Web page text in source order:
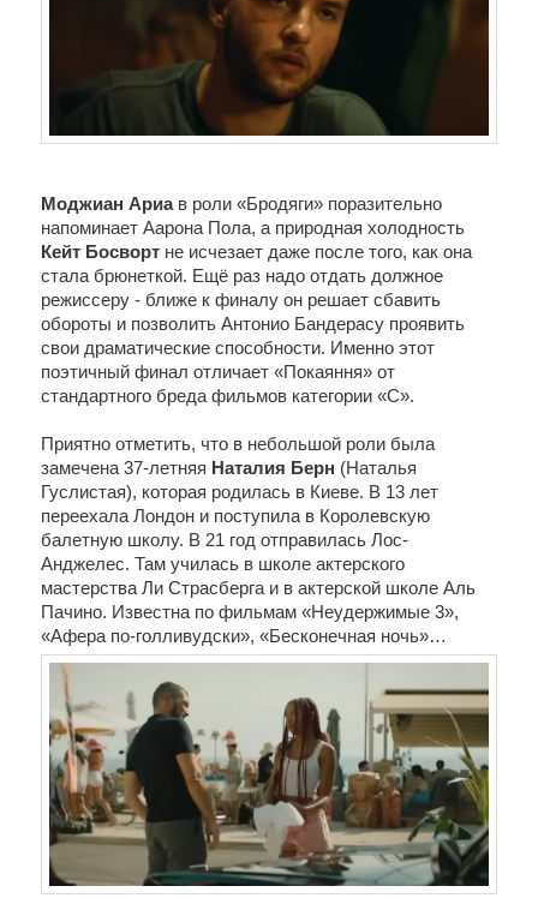
Моджиан Ариа в роли «Бродяги» поразительно
Кейт Босворт не исчезает даже после того, как она
стала брюнеткой. Ещё раз надо отдать должное
режиссеру - ближе к финалу он решает сбавить
обороты и позволить Антонио Бандерасу проявить
свои драматические способности. Именно этот
поэтичный финал отличает «Покаяння» от
стандартного бреда фильмов категории «С».
Приятно отметить, что в небольшой роли была
замечена 37-летняя Наталия Берн (Наталья
Гуслистая), которая родилась в Киеве. В 13 лет
переехала Лондон и поступила в Королевскую
балетную школу. В 21 год отправилась Лос-
Анджелес. Там училась в школе актерского
мастерства Ли Страсберга и в актерской школе Аль
Пачино. Известна по фильмам «Неудержимые 3»,
«Афера по-голливудски», «Бесконечная ночь»…